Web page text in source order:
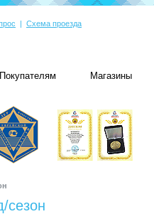
| Схема проезда
Покупателям Магазины
сезон